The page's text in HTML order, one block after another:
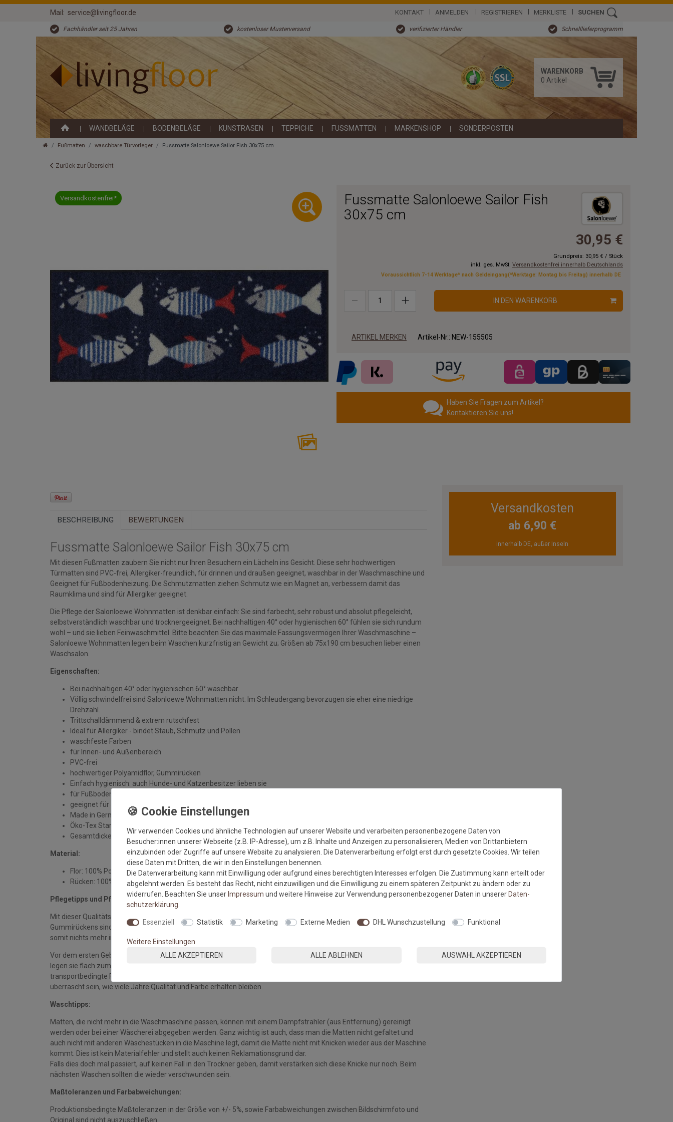
Mail: service@livingfloor.de KONTAKT ANMELDEN REGISTRIEREN MERKLISTE SUCHEN
Fachhändler seit 25 Jahren kostenloser Musterversand verifizierter Händler Schnelllieferprogramm
WARENKORB
0 Artikel
WANDBELÄGE BODENBELÄGE KUNSTRASEN TEPPICHE FUSSMATTEN MARKENSHOP SONDERPOSTEN
Fußmatten waschbare Türvorleger Fussmatte Salonloewe Sailor Fish 30x75 cm
Zurück zur Übersicht
Versandkostenfrei*
Fussmatte Salonloewe Sailor Fish
30x75 cm
30,95 €
Grundpreis: 30,95 € / Stück
inkl. ges. MwSt. Versandkostenfrei innerhalb Deutschlands
Voraussichtlich 7-14 Werktage* nach Geldeingang(*Werktage: Montag bis Freitag) innerhalb DE
IN DEN WARENKORB
ARTIKEL MERKEN Artikel-Nr.: NEW-155505
Haben Sie Fragen zum Artikel?
Kontaktieren Sie uns!
BESCHREIBUNG BEWERTUNGEN
Fussmatte Salonloewe Sailor Fish 30x75 cm
Mit diesen Fußmatten zaubern Sie nicht nur Ihren Besuchern ein Lächeln ins Gesicht. Diese sehr hochwertigen
Türmatten sind PVC-frei, Allergiker-freundlich, für drinnen und draußen geeignet, waschbar in der Waschmaschine und
Geeignet für Fußbodenheizung. Die Schmutzmatten ziehen Schmutz wie ein Magnet an, verbessern damit das
Raumklima und sind für Allergiker geeignet.
Die Pflege der Salonloewe Wohnmatten ist denkbar einfach: Sie sind farbecht, sehr robust und absolut pflegeleicht,
selbstverständlich waschbar und trocknergeeignet. Bei nachhaltigen 40° oder hygienischen 60° fühlen sie sich rundum
wohl – und sie lieben Feinwaschmittel. Bitte beachten Sie das maximale Fassungsvermögen Ihrer Waschmaschine –
Salonloewe Wohnmatten legen beim Waschen kurzfristig an Gewicht zu; Größen ab 75x190 cm besuchen lieber einen
Waschsalon.
Eigenschaften:
Bei nachhaltigen 40° oder hygienischen 60° waschbar
Völlig schwindelfrei sind Salonloewe Wohnmatten nicht: Im Schleudergang bevorzugen sie eher eine niedrige
Drehzahl.
Trittschalldämmend & extrem rutschfest
Ideal für Allergiker - bindet Staub, Schmutz und Pollen
waschfeste Farben
für Innen- und Außenbereich
PVC-frei
hochwertiger Polyamidflor, Gummirücken
Einfach hygienisch: auch Hunde- und Katzenbesitzer lieben sie
für Fußbodenheizung geeignet
geeignet für alle sauberen, trockenen und unbehandelten Böden
Made in Germany
Öko-Tex Standard 100
Gesamtdicke: ca. 7 mm
Material:
Flor: 100% Polyamid
Rücken: 100% Gummi
Pflegetipps und Pflegehinweise:
Mit dieser Qualitätsmatte sichern Sie sich waschbare Fußmatten, die zu 100% PVC-frei sind. Dank eines hochwertigen
Gummirückens sind die Fußmatten absolut ruschfest. Einem sicheren Gebrauch auch auf Fußbodenheizungen steht
somit nichts mehr im Wege.
Vor dem ersten Gebrauch waschen Sie die Fußmatte separat bei angegebener Temperatur mit Feinwaschmittel und
legen sie flach zum Trocknen aus. Dadurch richten sich die Fasern auf, der Mattenflor wird aktiviert und
transportbedingte Falten und Knicke werden wieder glatt. Pflegen Sie so Ihre Fußmatte regelmäßig und Sie werden
überrascht sein, wie viele Jahre Qualität und Farbe erhalten bleiben.
Waschtipps:
Matten, die nicht mehr in die Waschmaschine passen, können mit einem Dampfstrahler (aus Entfernung) gereinigt
werden oder bei einer Wäscherei abgegeben werden. Ganz wichtig ist auch, dass man die Matten nicht gefaltet und
auch nicht mit anderen Wäschestücken in die Maschine legt, damit die Matte nicht mit Knicken wieder aus der Maschine
kommt. Dies ist kein Materialfehler und stellt auch keinen Reklamationsgrund dar.
Falls dies doch mal passiert, auf keinen Fall in den Trockner geben, damit verstärken sich diese Knicke nur noch. Beim
nächsten Waschen sollten die wieder verschwunden sein.
Maßtoleranzen und Farbabweichungen:
Produktionsbedingte Maßtoleranzen in der Größe von +/- 5%, sowie Farbabweichungen zwischen Bildschirmfoto und
Original sind nicht auszuschließen
Versandkosten
ab 6,90 €
innerhalb DE, außer Inseln
Wir verwenden Cookies und ähnliche Technologien auf unserer Website und verarbeiten personenbezogene Daten von
Besucher:innen unserer Webseite (z.B. IP-Adresse), um z.B. Inhalte und Anzeigen zu personalisieren, Medien von Drittanbietern
einzubinden oder Zugriffe auf unsere Website zu analysieren. Die Datenverarbeitung erfolgt erst durch gesetzte Cookies. Wir teilen
diese Daten mit Dritten, die wir in den Einstellungen benennen.
Die Datenverarbeitung kann mit Einwilligung oder aufgrund eines berechtigten Interesses erfolgen. Die Zustimmung kann erteilt oder
abgelehnt werden. Es besteht das Recht, nicht einzuwilligen und die Einwilligung zu einem späteren Zeitpunkt zu ändern oder zu
widerrufen. Beachten Sie unserImpressum und weitere Hinweise zur Verwendung personenbezogener Daten in unsererDaten­
schutz­erklärung
Essenziell Statistik Marketing Externe Medien DHL Wunschzustellung Funktional
Weitere Einstellungen
ALLE AKZEPTIEREN
ALLE ABLEHNEN AUSWAHL AKZEPTIEREN